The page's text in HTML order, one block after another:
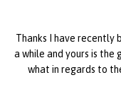
Thanks I have recently
a while and yours is
what in regards to